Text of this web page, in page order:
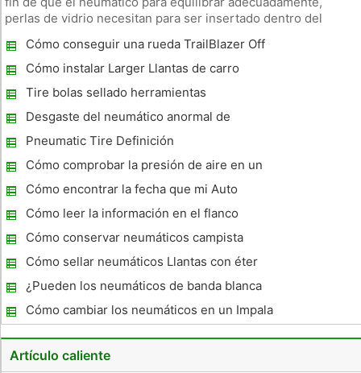
perlas de vidrio necesitan para ser insertado dentro del
cristal en el neumático puede parecer una tarea de enormes
pro
Cómo conseguir una rueda TrailBlazer Off
Cómo instalar Larger Llantas de carro
Tire bolas sellado herramientas
Desgaste del neumático anormal de
Volkswagen Cars
Pneumatic Tire Definición
Cómo comprobar la presión de aire en un
neumático en un Chevy Camaro
Cómo encontrar la fecha que mi Auto
Llantas Were Made
Cómo leer la información en el flanco
Llantas
Cómo conservar neumáticos campista
durante el invierno
Cómo sellar neumáticos Llantas con éter
¿Pueden los neumáticos de banda blanca
girarse dentro?
Cómo cambiar los neumáticos en un Impala
2007
Artículo caliente